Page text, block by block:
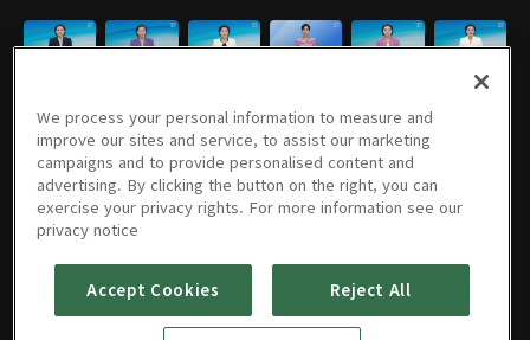
• 27분
• 29분
07/14/2026
07/13/2026
• 28분
07/10/2026
• 29분
07/09/202607/08/202607/07/202607/06/2026
We process your personal information to measure and
improve our sites and service, to assist our marketing
campaigns and to provide personalised content and
advertising. By clicking the button on the right, you can
exercise your privacy rights. For more information see our
privacy notice
Accept Cookies Reject All